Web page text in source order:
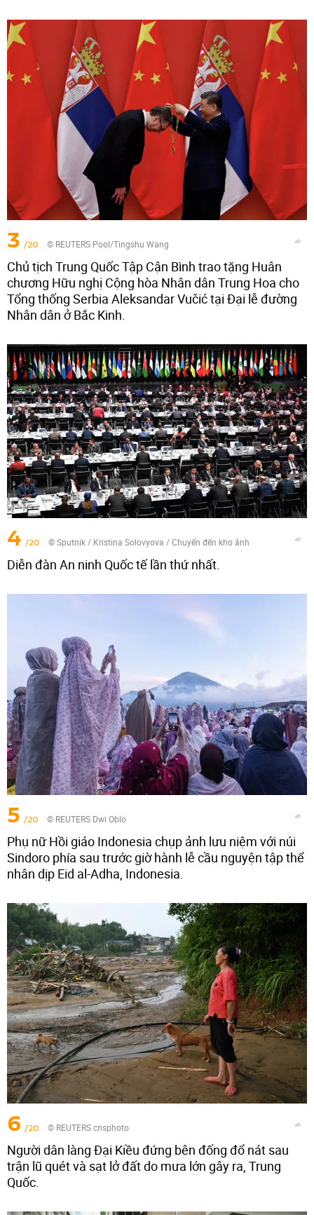
3 /20 © REUTERS Pool/Tingshu Wang
Chủ tịch Trung Quốc Tập Cận Bình trao tặng Huân
chương Hữu nghị Cộng hòa Nhân dân Trung Hoa cho
Tổng thống Serbia Aleksandar Vučić tại Đại lễ đường
Nhân dân ở Bắc Kinh.
4 /20 © Sputnik / Kristina Solovyova /Chuyển đến kho ảnh
Diễn đàn An ninh Quốc tế lần thứ nhất.
5 /20 © REUTERS Dwi Oblo
Phụ nữ Hồi giáo Indonesia chụp ảnh lưu niệm với núi
Sindoro phía sau trước giờ hành lễ cầu nguyện tập thể
nhân dịp Eid al-Adha, Indonesia.
6 /20 © REUTERS cnsphoto
Người dân làng Đại Kiều đứng bên đống đổ nát sau
trận lũ quét và sạt lở đất do mưa lớn gây ra, Trung
Quốc.